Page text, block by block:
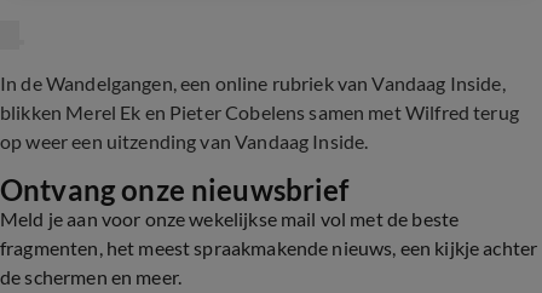
In de Wandelgangen, een online rubriek van Vandaag Inside,
blikken Merel Ek en Pieter Cobelens samen met Wilfred terug
op weer een uitzending van Vandaag Inside.
Ontvang onze nieuwsbrief
Meld je aan voor onze wekelijkse mail vol met de beste
fragmenten, het meest spraakmakende nieuws, een kijkje achter
de schermen en meer.